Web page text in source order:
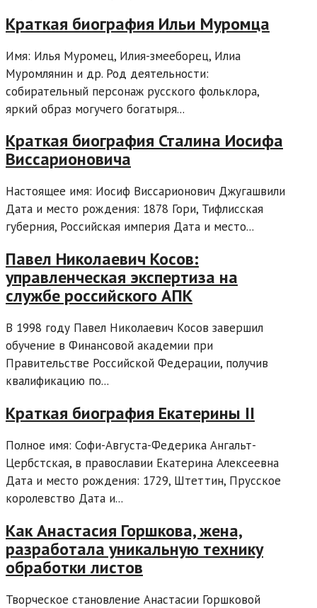
Краткая биография Ильи Муромца
Имя: Илья Муромец, Илия-змееборец, Илиа
Муромлянин и др. Род деятельности:
собирательный персонаж русского фольклора,
яркий образ могучего богатыря...
Краткая биография Сталина Иосифа
Виссарионовича
Настоящее имя: Иосиф Виссарионович Джугашвили
Дата и место рождения: 1878 Гори, Тифлисская
губерния, Российская империя Дата и место...
Павел Николаевич Косов:
управленческая экспертиза на
службе российского АПК
В 1998 году Павел Николаевич Косов завершил
обучение в Финансовой академии при
Правительстве Российской Федерации, получив
квалификацию по...
Краткая биография Екатерины II
Полное имя: Софи-Августа-Федерика Ангальт-
Цербстская, в православии Екатерина Алексеевна
Дата и место рождения: 1729, Штеттин, Прусское
королевство Дата и...
Как Анастасия Горшкова, жена,
разработала уникальную технику
обработки листов
Творческое становление Анастасии Горшковой